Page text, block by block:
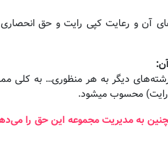
آن و رعایت کپی رایت و حق
:
دیگر به هر منظوری… به کلی
محسوب میشود.
به مدیریت مجموعه این حق را